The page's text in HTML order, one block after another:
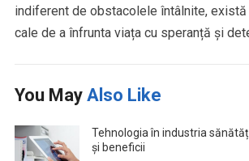
indiferent de obstacolele întâlnite, există
cale de a înfrunta viața cu speranță și
You May Also Like
Tehnologia în industria
și beneficii